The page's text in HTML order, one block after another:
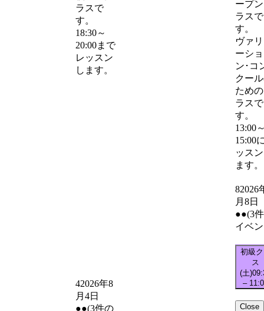
ラスで
す。
18:30～
20:00まで
レッスン
します。
ープ
ラスで
す。
ヴァ
ーショ
ン･コ
クー
ため
ラスで
す。
13:00
15:00
ッス
ます。
42026年8
月4日
●●(3件の
82026
月8日
●●(3
イベ
初級
ス
(土)
–
Close